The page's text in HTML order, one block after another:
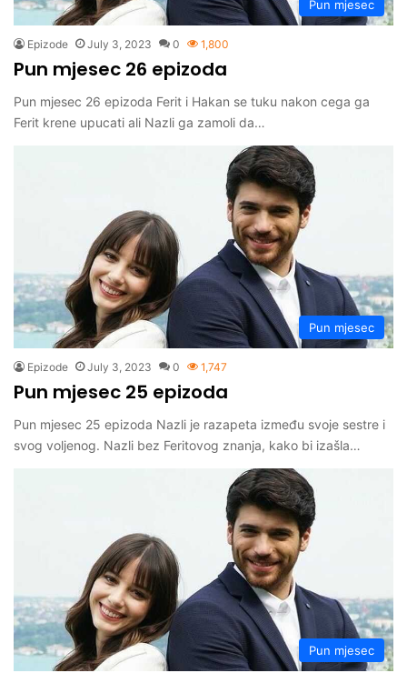
Pun mjesec
Epizode July 3, 2023 0 1,800
Pun mjesec 26 epizoda
Pun mjesec 26 epizoda Ferit i Hakan se tuku nakon cega ga
Ferit krene upucati ali Nazli ga zamoli da…
Pun mjesec
Epizode July 3, 2023 0 1,747
Pun mjesec 25 epizoda
Pun mjesec 25 epizoda Nazli je razapeta između svoje sestre i
svog voljenog. Nazli bez Feritovog znanja, kako bi izašla…
Pun mjesec